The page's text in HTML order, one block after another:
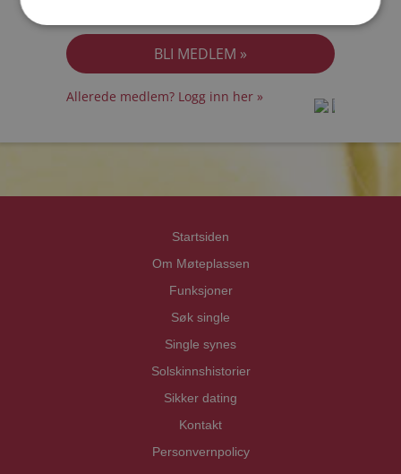
Allerede medlem? Logg inn her »
Startsiden
Om Møteplassen
Funksjoner
Søk single
Single synes
Solskinnshistorier
Sikker dating
Kontakt
Personvernpolicy